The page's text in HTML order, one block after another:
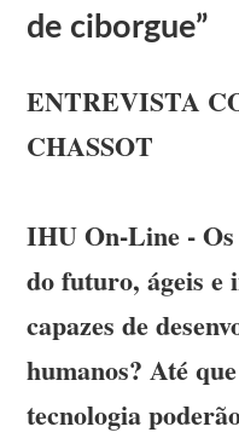
de ciborgue”
ENTREVISTA
CHASSOT
IHU On-Line - Os
do futuro, ágeis e
capazes de
humanos? Até
tecnologia